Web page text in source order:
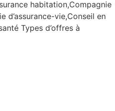
habitation,Compagnie
d’assurance-vie,Conseil en
Types d’offres à